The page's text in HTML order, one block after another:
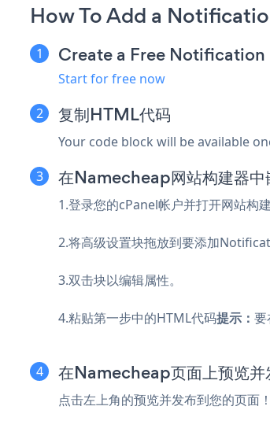
How To Add a
Create a Free Notification
Start for free now
复制HTML代码
Your code block will be available
在Namecheap网站构建器中
1.登录您的cPanel帐户并打开网站构
2.将高级设置块拖放到要添加
3.双击块以编辑属性。
4.粘贴第一步中的HTML代码提示：
在Namecheap页面上预览
点击左上角的预览并发布到您的页面！